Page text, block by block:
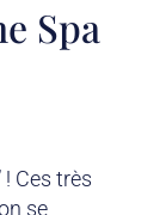
Spa
Ces très
se